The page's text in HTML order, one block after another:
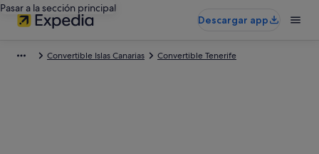
Pasar a la sección principal
Descargar app
Convertible Islas Canarias Convertible Tenerife